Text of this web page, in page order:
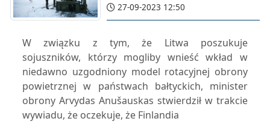
27-09-2023 12:50
W związku z tym, że Litwa poszukuje
sojuszników, którzy mogliby wnieść wkład w
niedawno uzgodniony model rotacyjnej obrony
powietrznej w państwach bałtyckich, minister
obrony Arvydas Anušauskas stwierdził w trakcie
wywiadu, że oczekuje, że Finlandia